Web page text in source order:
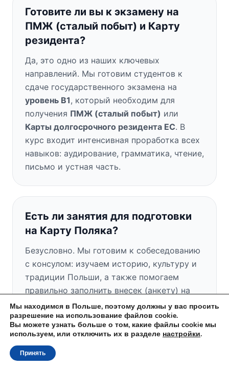
Готовите ли вы к экзамену на
ПМЖ (сталый побыт) и Карту
резидента?
Да, это одно из наших ключевых
направлений. Мы готовим студентов к
сдаче государственного экзамена на
уровень B1, который необходим для
получения ПМЖ (сталый побыт) или
Карты долгосрочного резидента ЕС. В
курс входит интенсивная проработка всех
навыков: аудирование, грамматика, чтение,
письмо и устная часть.
Есть ли занятия для подготовки
на Карту Поляка?
Безусловно. Мы готовим к собеседованию
с консулом: изучаем историю, культуру и
традиции Польши, а также помогаем
правильно заполнить внесек (анкету) на
Карту Поляка.
Есть ли у вас бесплатное пробное
Мы находимся в Польше, поэтому должны у вас просить
разрешение на использование файлов cookie.
Вы можете узнать больше о том, какие файлы cookie мы
используем, или отключить их в разделе настройки.
Принять